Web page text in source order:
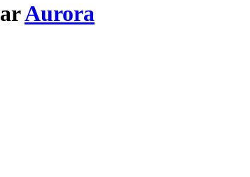
Aurora